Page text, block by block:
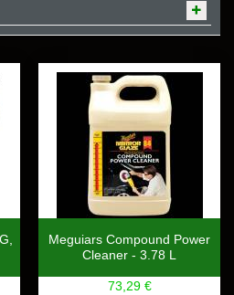
Meguiars Compound Power
Cleaner - 3.78 L
73,29 €